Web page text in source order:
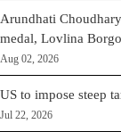
Arundhati
medal, Lovlina
Aug 02, 2026
US to impose steep
Jul 22, 2026